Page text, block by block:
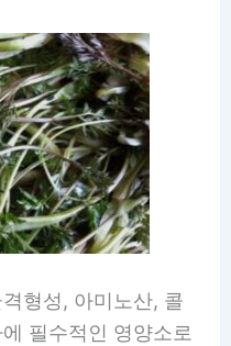
형성, 아미노산, 콜
필수적인 영양소로